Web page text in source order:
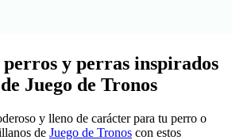
y perras inspirados
Juego de Tronos
y lleno de carácter para tu perro o
de Juego de Tronos con estos